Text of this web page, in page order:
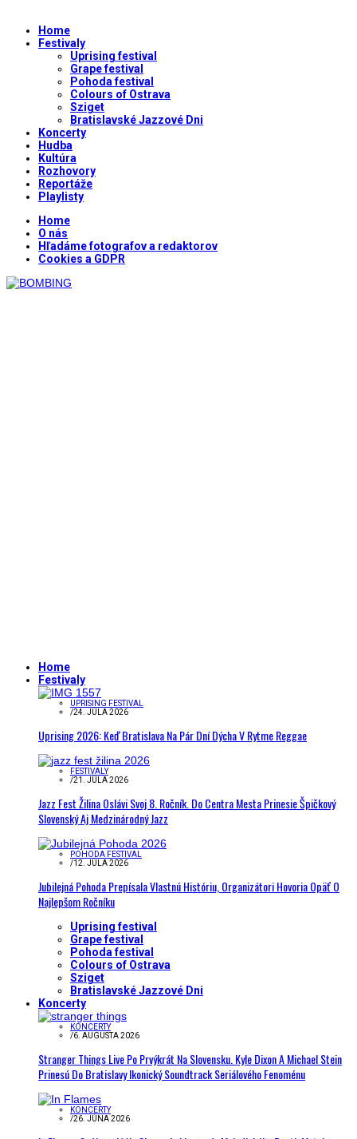
Home
Festivaly
Uprising festival
Grape festival
Pohoda festival
Colours of Ostrava
Sziget
Bratislavské Jazzové Dni
Koncerty
Hudba
Kultúra
Rozhovory
Reportáže
Playlisty
Home
O nás
Hľadáme fotografov a redaktorov
Cookies a GDPR
Home
Festivaly
UPRISING FESTIVAL
/24. JÚLA 2026
Uprising 2026: Keď Bratislava Na Pár Dní Dýcha V Rytme Reggae
FESTIVALY
/21. JÚLA 2026
Jazz Fest Žilina Oslávi Svoj 8. Ročník. Do Centra Mesta Prinesie Špičkový
Slovenský Aj Medzinárodný Jazz
POHODA FESTIVAL
/12. JÚLA 2026
Jubilejná Pohoda Prepísala Vlastnú Históriu, Organizátori Hovoria Opäť O
Najlepšom Ročníku
Uprising festival
Grape festival
Pohoda festival
Colours of Ostrava
Sziget
Bratislavské Jazzové Dni
Koncerty
KONCERTY
/6. AUGUSTA 2026
Stranger Things Live Po Prvýkrát Na Slovensku. Kyle Dixon A Michael Stein
Prinesú Do Bratislavy Ikonický Soundtrack Seriálového Fenoménu
KONCERTY
/26. JÚNA 2026